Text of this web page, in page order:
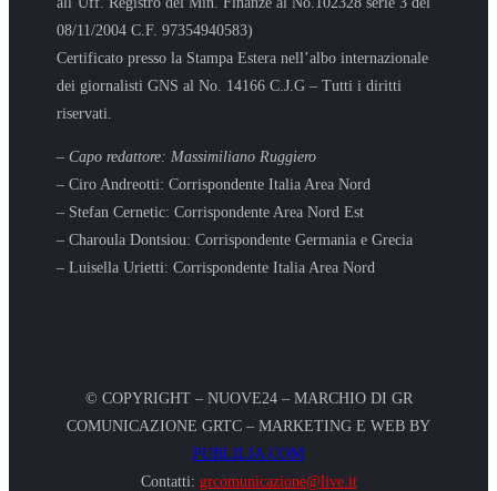
08/11/2004 C.F. 97354940583)
Certificato presso la Stampa Estera nell’albo internazionale
dei giornalisti GNS al No. 14166 C.J.G – Tutti i diritti
riservati.
– Capo redattore: Massimiliano Ruggiero
– Ciro Andreotti: Corrispondente Italia Area Nord
– Stefan Cernetic: Corrispondente Area Nord Est
– Charoula Dontsiou: Corrispondente Germania e Grecia
– Luisella Urietti: Corrispondente Italia Area Nord
© COPYRIGHT – NUOVE24 – MARCHIO DI GR
COMUNICAZIONE GRTC – MARKETING E WEB BY
PUBLILIA.COM
Contatti: grcomunicazione@live.it